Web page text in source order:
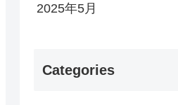
2025年5月
Categories